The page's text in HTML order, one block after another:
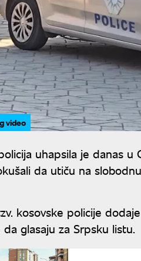
video
uhapsila je danas
da utiču na
kosovske policije
glasaju za Srpsku listu.